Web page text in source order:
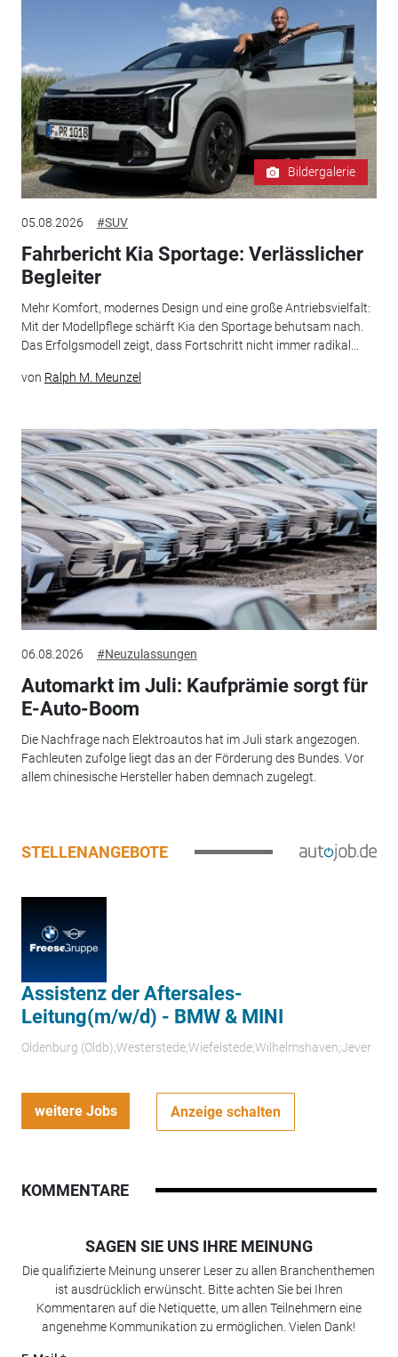
Bildergalerie
05.08.2026 #SUV
Fahrbericht Kia Sportage: Verlässlicher
Begleiter
Mehr Komfort, modernes Design und eine große Antriebsvielfalt:
Mit der Modellpflege schärft Kia den Sportage behutsam nach.
Das Erfolgsmodell zeigt, dass Fortschritt nicht immer radikal...
von Ralph M. Meunzel
06.08.2026 #Neuzulassungen
Automarkt im Juli: Kaufprämie sorgt für
E-Auto-Boom
Die Nachfrage nach Elektroautos hat im Juli stark angezogen.
Fachleuten zufolge liegt das an der Förderung des Bundes. Vor
allem chinesische Hersteller haben demnach zugelegt.
STELLENANGEBOTE
Assistenz der Aftersales-
Leitung(m/w/d) - BMW & MINI
Oldenburg (Oldb);Westerstede;Wiefelstede;Wilhelmshaven;Jever
weitere Jobs Anzeige schalten
KOMMENTARE
SAGEN SIE UNS IHRE MEINUNG
Die qualifizierte Meinung unserer Leser zu allen Branchenthemen
ist ausdrücklich erwünscht. Bitte achten Sie bei Ihren
Kommentaren auf die Netiquette, um allen Teilnehmern eine
angenehme Kommunikation zu ermöglichen. Vielen Dank!